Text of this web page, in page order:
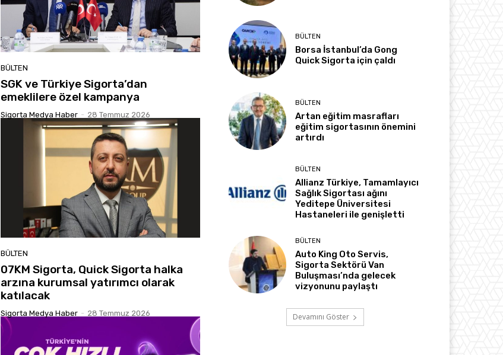
BÜLTEN
SGK ve Türkiye Sigorta’dan
emeklilere özel kampanya
Sigorta Medya Haber - 28 Temmuz 2026
BÜLTEN
07KM Sigorta, Quick Sigorta halka
arzına kurumsal yatırımcı olarak
katılacak
Sigorta Medya Haber - 28 Temmuz 2026
BÜLTEN
Borsa İstanbul’da Gong
Quick Sigorta için çaldı
BÜLTEN
Artan eğitim masrafları
eğitim sigortasının önemini
artırdı
BÜLTEN
Allianz Türkiye, Tamamlayıcı
Sağlık Sigortası ağını
Yeditepe Üniversitesi
Hastaneleri ile genişletti
BÜLTEN
Auto King Oto Servis,
Sigorta Sektörü Van
Buluşması’nda gelecek
vizyonunu paylaştı
Devamını Göster